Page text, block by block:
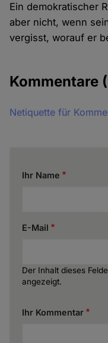
Ein demokratischer
aber nicht, wenn
vergisst, worauf er
Kommentare
Netiquette für
Ihr Name
E-Mail
Der Inhalt dieses
angezeigt.
Ihr Kommentar